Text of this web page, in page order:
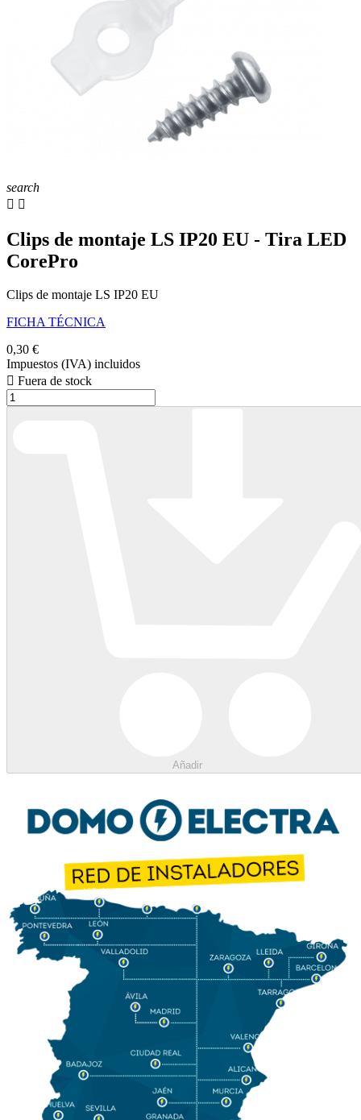
search
 
Clips de montaje LS IP20 EU - Tira LED
CorePro
Clips de montaje LS IP20 EU
FICHA TÉCNICA
0,30 €
Impuestos (IVA) incluidos
 Fuera de stock
Añadir